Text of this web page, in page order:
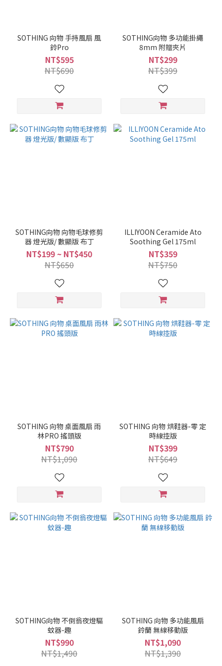
SOTHING 向物 手持風扇 風
鈴Pro
NT$595
NT$690
SOTHING向物 多功能掛繩
8mm 附贈夾片
NT$299
NT$399
SOTHING向物 向物毛球修剪
器 燈光版/ 數顯版 布丁
NT$199 ~ NT$450
NT$650
ILLIYOON Ceramide Ato
Soothing Gel 175ml
NT$359
NT$750
SOTHING 向物 桌面風扇 雨
林PRO 搖頭版
NT$790
NT$1,090
SOTHING 向物 烘鞋器-零 定
時線控版
NT$399
NT$649
SOTHING向物 不倒翁夜燈驅
蚊器-趣
NT$990
NT$1,490
SOTHING 向物 多功能風扇
鈴蘭 無線移動版
NT$1,090
NT$1,390